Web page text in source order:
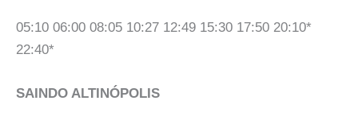
05:10 06:00 08:05 10:27 12:49 15:30 17:50 20:10*
22:40*
SAINDO ALTINÓPOLIS